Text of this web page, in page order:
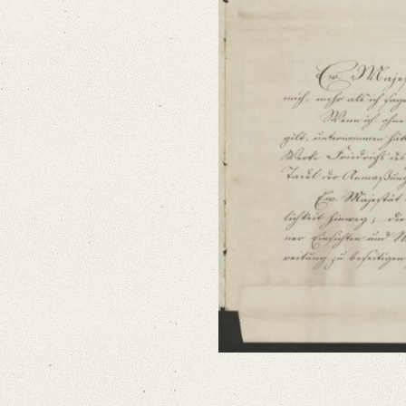
Number of Pages: 3S. auf Doppelbl., hs. m. eigenh. U.
Language